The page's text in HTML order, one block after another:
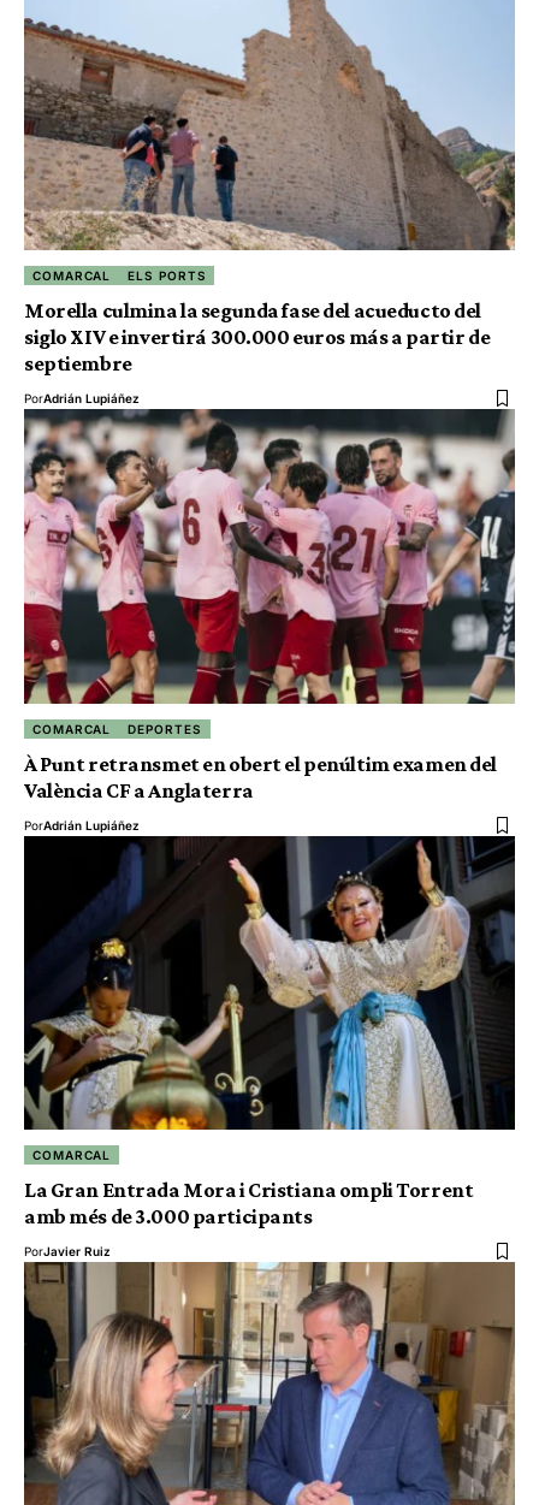
COMARCAL ELS PORTS
Morella culmina la segunda fase del acueducto del
siglo XIV e invertirá 300.000 euros más a partir de
septiembre
PorAdrián Lupiáñez
COMARCAL DEPORTES
À Punt retransmet en obert el penúltim examen del
València CF a Anglaterra
PorAdrián Lupiáñez
COMARCAL
La Gran Entrada Mora i Cristiana ompli Torrent
amb més de 3.000 participants
PorJavier Ruiz